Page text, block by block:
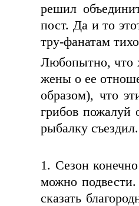
решил
пост. Да и то
тру-фанатам
Любопытно, что
жены о ее
образом), что
грибов пожалуй
рыбалку съездил.
1. Сезон
можно
сказать